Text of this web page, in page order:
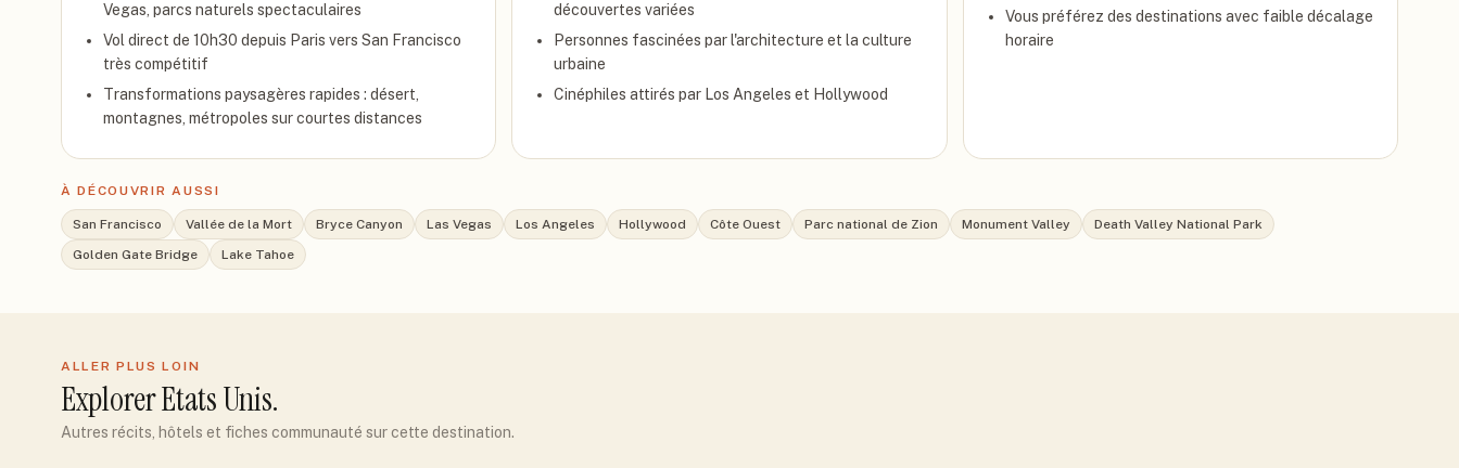
Vegas, parcs naturels spectaculaires
Vol direct de 10h30 depuis Paris vers San Francisco
très compétitif
Transformations paysagères rapides : désert,
montagnes, métropoles sur courtes distances
découvertes variées
Personnes fascinées par l'architecture et la culture
urbaine
Cinéphiles attirés par Los Angeles et Hollywood
Vous préférez des destinations avec faible décalage
horaire
À DÉCOUVRIR AUSSI
San Francisco Vallée de la Mort Bryce Canyon Las Vegas Los Angeles Hollywood Côte Ouest Parc national de Zion Monument Valley
Death Valley National Park
Golden Gate Bridge
Lake Tahoe
ALLER PLUS LOIN
ExplorerEtats Unis.
Autres récits, hôtels et fiches communauté sur cette destination.